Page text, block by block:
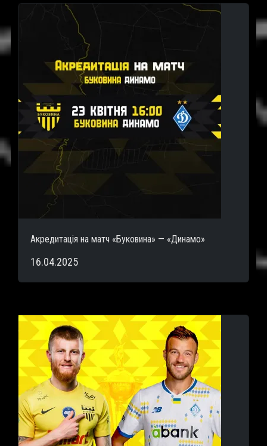
Акредитація на матч «Буковина» — «Динамо»
16.04.2025